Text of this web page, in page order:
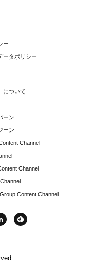
ー
ータポリシー
について
ーン
ーン
Channel
Channel
Content Channel